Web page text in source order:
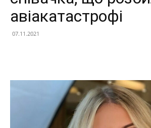
авіакатастрофі
07.11.2021